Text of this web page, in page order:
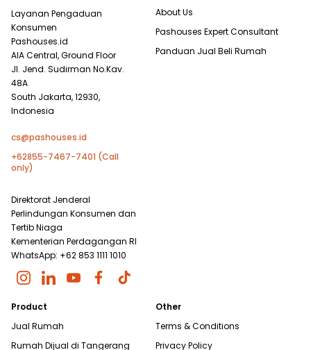
Layanan Pengaduan
Konsumen
Pashouses.id
AIA Central, Ground Floor
Jl. Jend. Sudirman No.Kav.
48A
South Jakarta, 12930,
Indonesia
cs@pashouses.id
+62855-7467-7401 (Call
only)
Direktorat Jenderal
Perlindungan Konsumen dan
Tertib Niaga
Kementerian Perdagangan RI
WhatsApp: +62 853 1111 1010
About Us
Pashouses Expert Consultant
Panduan Jual Beli Rumah
Product
Jual Rumah
Rumah Dijual di Tangerang
Other
Terms & Conditions
Privacy Policy